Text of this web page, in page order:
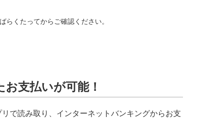
くたってからご確認ください。
支払いが可能！
で読み取り、インターネットバンキングからお支